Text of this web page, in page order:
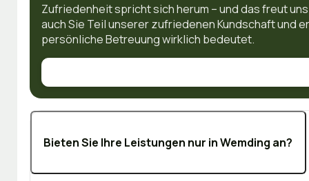
Zufriedenheit spricht sich herum – und das freut
auch Sie Teil unserer zufriedenen Kundschaft und
persönliche Betreuung wirklich bedeutet.
Bieten Sie Ihre Leistungen nur in Wemding an?